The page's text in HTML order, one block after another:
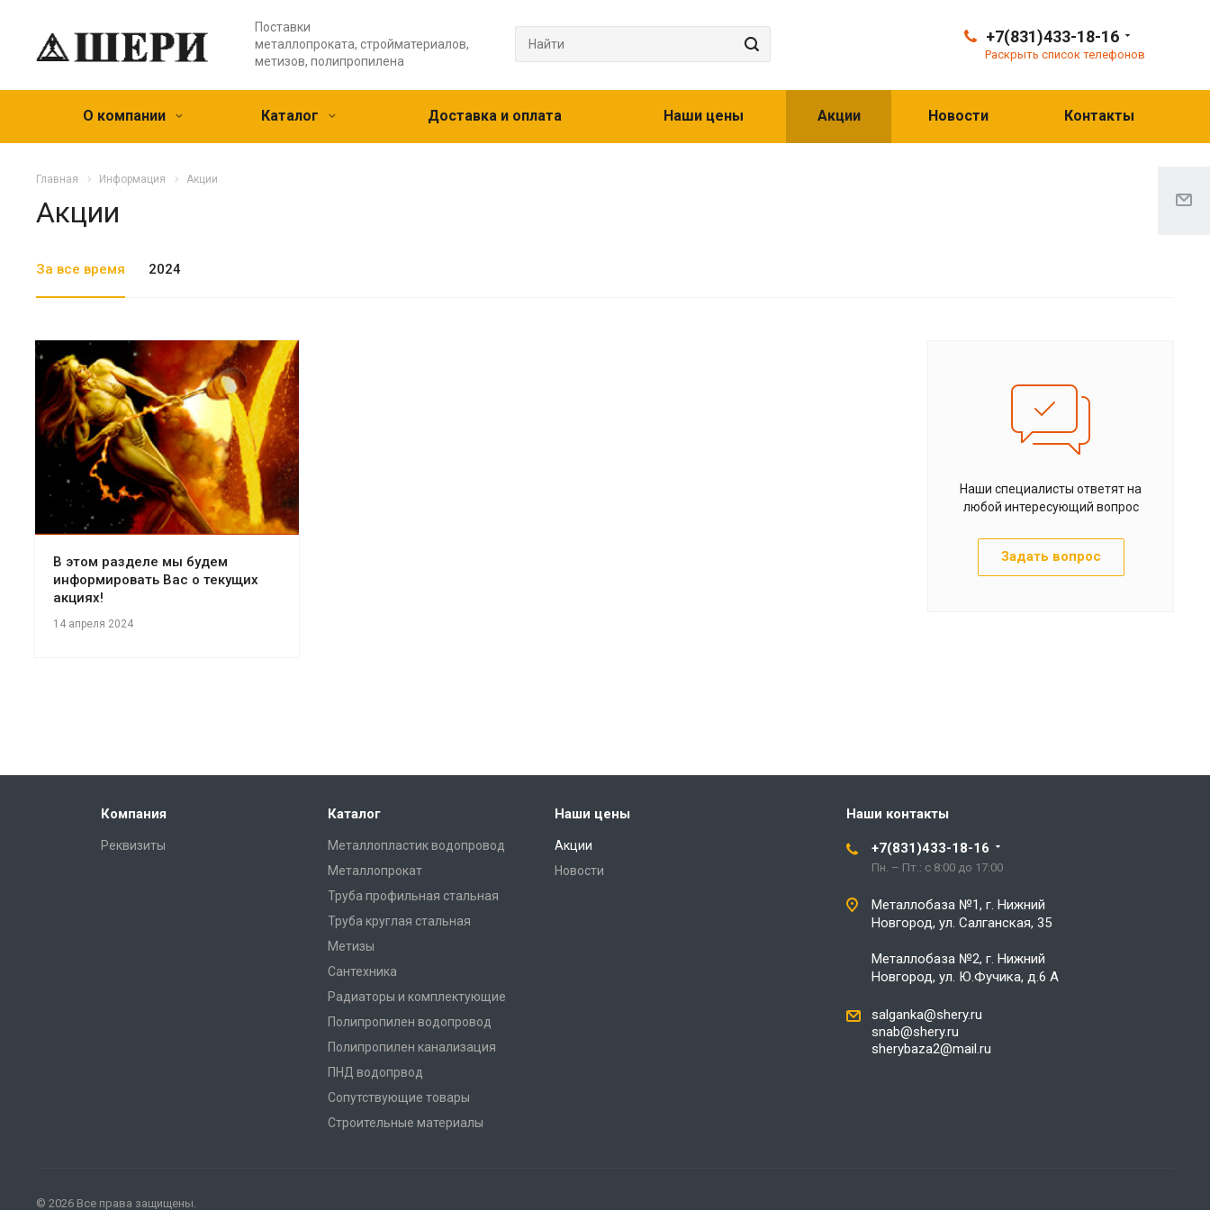
Поставки
металлопроката, стройматериалов,
метизов, полипропилена
+7(831)433-18-16
Раскрыть список телефонов
О компании Каталог Доставка и оплата Наши цены Акции Новости Контакты
Главная Информация Акции
Акции
За все время 2024
В этом разделе мы будем
информировать Вас о текущих
акциях!
14 апреля 2024
Наши специалисты ответят на
любой интересующий вопрос
Задать вопрос
Компания
Реквизиты
Каталог
Металлопластик водопровод
Металлопрокат
Труба профильная стальная
Труба круглая стальная
Метизы
Сантехника
Радиаторы и комплектующие
Полипропилен водопровод
Полипропилен канализация
ПНД водопрвод
Сопутствующие товары
Строительные материалы
Наши цены
Акции
Новости
Наши контакты
+7(831)433-18-16
Пн. – Пт.: с 8:00 до 17:00
Металлобаза №1, г. Нижний
Новгород, ул. Салганская, 35
Металлобаза №2, г. Нижний
Новгород, ул. Ю.Фучика, д.6 А
salganka@shery.ru
snab@shery.ru
sherybaza2@mail.ru
© 2026 Все права защищены.